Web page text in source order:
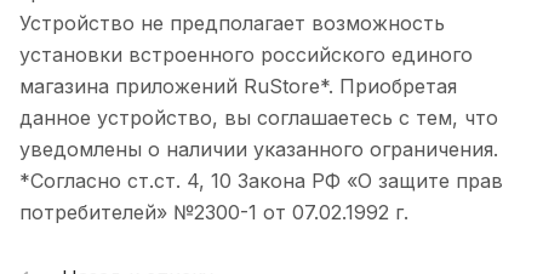
Устройство не предполагает возможность
установки встроенного российского единого
магазина приложений RuStore*. Приобретая
данное устройство, вы соглашаетесь с тем, что
уведомлены о наличии указанного ограничения.
*Согласно ст.ст. 4, 10 Закона РФ «О защите прав
потребителей» №2300-1 от 07.02.1992 г.